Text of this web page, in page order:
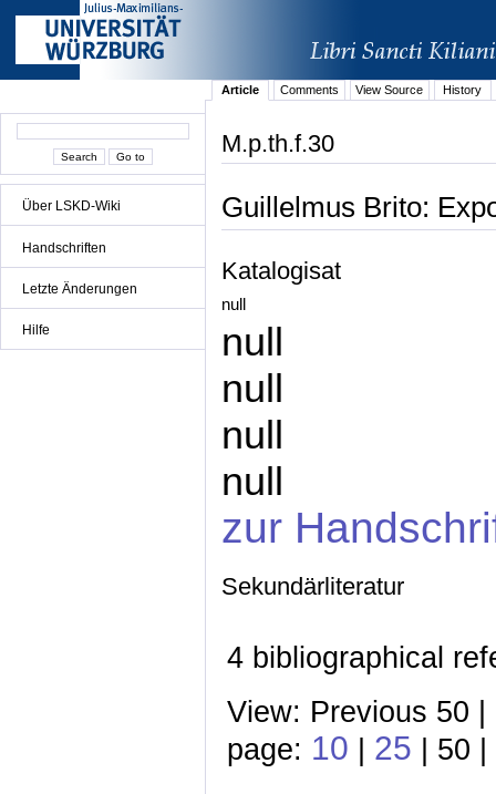
Über LSKD-Wiki
Handschriften
Letzte Änderungen
Hilfe
Article Comments View Source History
M.p.th.f.30
Guillelmus Brito:
Katalogisat
null
null
null
null
null
zur
Sekundärliteratur
4 bibliographical
View: Previous 50
page: 10 | 25 | 50 |